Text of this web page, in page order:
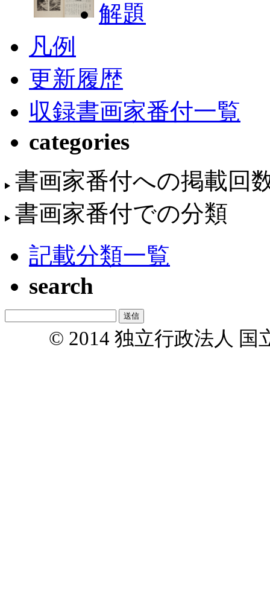
解題
凡例
更新履歴
収録書画家番付一覧
categories
書画家番付への掲載回
書画家番付での分類
記載分類一覧
search
© 2014 独立行政法人 国